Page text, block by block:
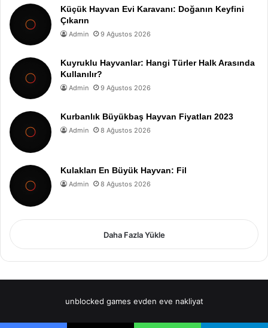
Küçük Hayvan Evi Karavanı: Doğanın Keyfini
Çıkarın
Admin 9 Ağustos 2026
Kuyruklu Hayvanlar: Hangi Türler Halk Arasında
Kullanılır?
Admin 9 Ağustos 2026
Kurbanlık Büyükbaş Hayvan Fiyatları 2023
Admin 8 Ağustos 2026
Kulakları En Büyük Hayvan: Fil
Admin 8 Ağustos 2026
Daha Fazla Yükle
unblocked games evden eve nakliyat